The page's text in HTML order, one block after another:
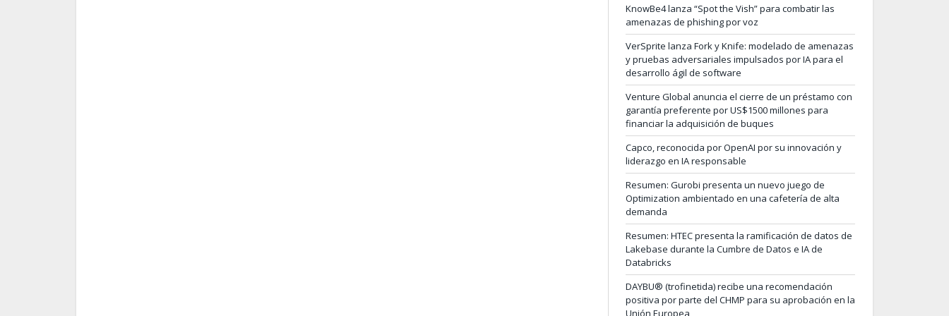
KnowBe4 lanza “Spot the Vish” para combatir las
amenazas de phishing por voz
VerSprite lanza Fork y Knife: modelado de amenazas
y pruebas adversariales impulsados por IA para el
desarrollo ágil de software
Venture Global anuncia el cierre de un préstamo con
garantía preferente por US$1500 millones para
financiar la adquisición de buques
Capco, reconocida por OpenAI por su innovación y
liderazgo en IA responsable
Resumen: Gurobi presenta un nuevo juego de
Optimization ambientado en una cafetería de alta
demanda
Resumen: HTEC presenta la ramificación de datos de
Lakebase durante la Cumbre de Datos e IA de
Databricks
DAYBU® (trofinetida) recibe una recomendación
positiva por parte del CHMP para su aprobación en la
Unión Europea